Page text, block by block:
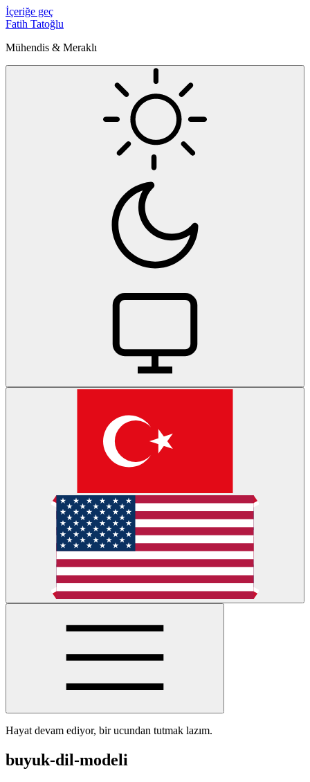
İçeriğe geç
Fatih Tatoğlu
Mühendis & Meraklı
Hayat devam ediyor, bir ucundan tutmak lazım.
buyuk-dil-modeli